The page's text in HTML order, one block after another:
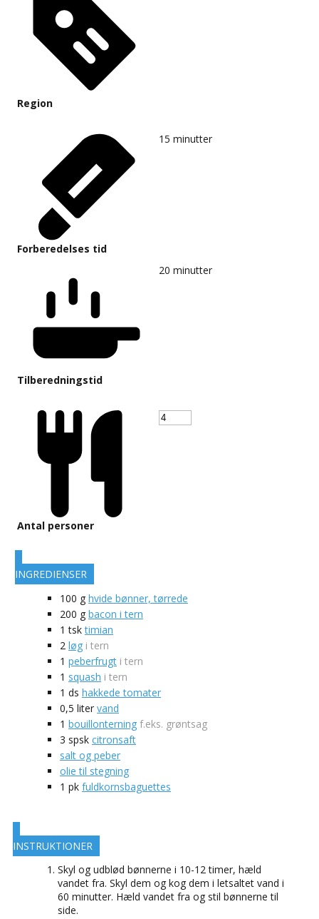
Region
Forberedelses tid
15 minutter
Tilberedningstid
20 minutter
Antal personer
INGREDIENSER
100 g hvide bønner, tørrede
200 g bacon i tern
1 tsk timian
2 løg i tern
1 peberfrugt i tern
1 squash i tern
1 ds hakkede tomater
0,5 liter vand
1 bouillonterning f.eks. grøntsag
3 spsk citronsaft
salt og peber
olie til stegning
1 pk fuldkornsbaguettes
INSTRUKTIONER
Skyl og udblød bønnerne i 10-12 timer, hæld
vandet fra. Skyl dem og kog dem i letsaltet vand i
60 minutter. Hæld vandet fra og stil bønnerne til
side.